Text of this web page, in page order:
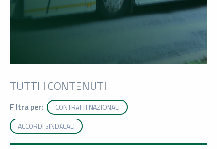
TUTTI I CONTENUTI
Filtra per:
CONTRATTI NAZIONALI
ACCORDI SINDACALI